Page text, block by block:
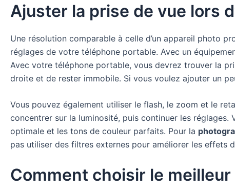
Ajuster la prise de vue lors
Une résolution comparable à celle d’un appareil photo
réglages de votre téléphone portable. Avec un
Avec votre téléphone portable, vous devrez trouver la
droite et de rester immobile. Si vous voulez ajouter un
Vous pouvez également utiliser le flash, le zoom et le
concentrer sur la luminosité, puis continuer les
optimale et les tons de couleur parfaits. Pour la
pas utiliser des filtres externes pour améliorer les effets
Comment choisir le